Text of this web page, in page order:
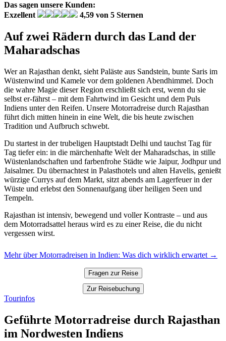
Das sagen unsere Kunden:
Exzellent
4,59 von 5 Sternen
Auf zwei Rädern durch das Land der
Maharadschas
Wer an Rajasthan denkt, sieht Paläste aus Sandstein, bunte Saris im
Wüstenwind und Kamele vor dem goldenen Abendhimmel. Doch
die wahre Magie dieser Region erschließt sich erst, wenn du sie
selbst er-fährst – mit dem Fahrtwind im Gesicht und dem Puls
Indiens unter den Reifen. Unsere Motorradreise durch Rajasthan
führt dich mitten hinein in eine Welt, die bis heute zwischen
Tradition und Aufbruch schwebt.
Du startest in der trubeligen Hauptstadt Delhi und tauchst Tag für
Tag tiefer ein: in die märchenhafte Welt der Maharadschas, in stille
Wüstenlandschaften und farbenfrohe Städte wie Jaipur, Jodhpur und
Jaisalmer. Du übernachtest in Palasthotels und alten Havelis, genießt
würzige Currys auf dem Markt, sitzt abends am Lagerfeuer in der
Wüste und erlebst den Sonnenaufgang über heiligen Seen und
Tempeln.
Rajasthan ist intensiv, bewegend und voller Kontraste – und aus
dem Motorradsattel heraus wird es zu einer Reise, die du nicht
vergessen wirst.
Mehr über Motorradreisen in Indien: Was dich wirklich erwartet →
Fragen zur Reise
Zur Reisebuchung
Tourinfos
Geführte Motorradreise durch Rajasthan
im Nordwesten Indiens